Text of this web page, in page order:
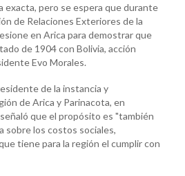
exacta, pero se espera que durante
de Relaciones Exteriores de la
en Arica para demostrar que
de 1904 con Bolivia, acción
Evo Morales.
de la instancia y
de Arica y Parinacota, en
que el propósito es "también
sobre los costos sociales,
tiene para la región el cumplir con